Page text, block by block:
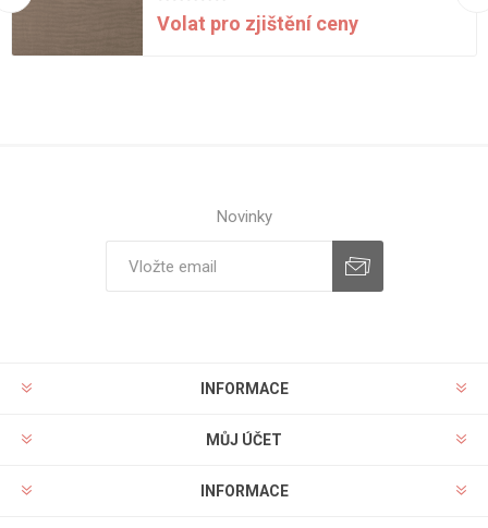
Volat pro zjištění ceny
Novinky
INFORMACE
MŮJ ÚČET
INFORMACE